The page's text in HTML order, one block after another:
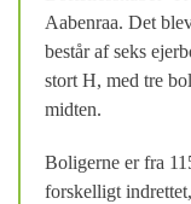
Aabenraa. Det
består af seks
stort H, med tre
midten.
Boligerne er fra
forskelligt